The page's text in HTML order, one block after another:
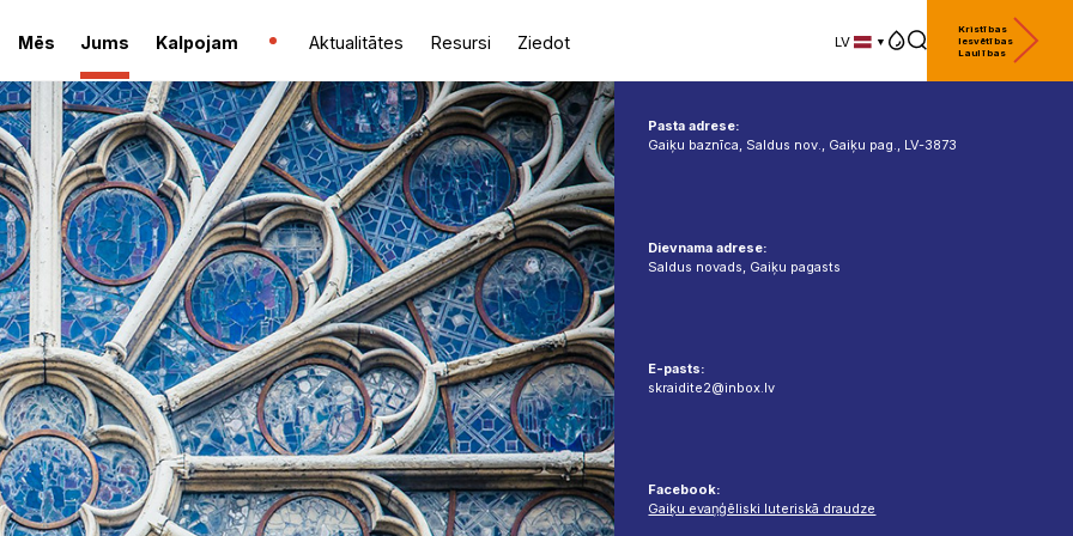
Mēs Jums Kalpojam Aktualitātes Resursi Ziedot
LV
Kristības
Iesvētības
Laulības
Pasta adrese:
Gaiķu baznīca, Saldus nov., Gaiķu pag., LV-3873
Dievnama adrese:
Saldus novads, Gaiķu pagasts
E-pasts:
skraidite2@inbox.lv
Facebook:
Gaiķu evaņģēliski luteriskā draudze